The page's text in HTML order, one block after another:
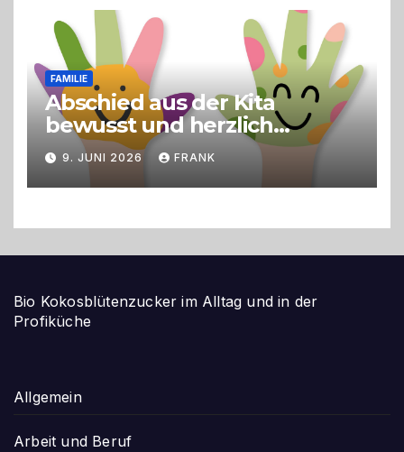
FAMILIE
Abschied aus der Kita
bewusst und herzlich
gestalten
9. JUNI 2026 FRANK
Bio Kokosblütenzucker im Alltag und in der
Profiküche
Allgemein
Arbeit und Beruf